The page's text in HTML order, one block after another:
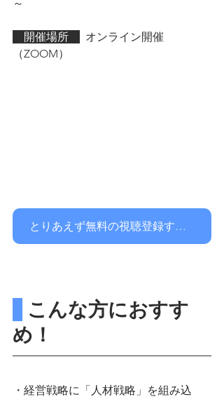
～
開催場所
  オンライン開催
（ZOOM）
とりあえず無料の視聴登録する！
こんな方におすす
め！
・経営戦略に「人材戦略」を組み込